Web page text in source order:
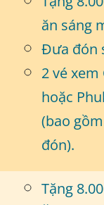
ăn sáng
Đưa đón
2 vé xem
hoặc
(bao
đón).
Tặng